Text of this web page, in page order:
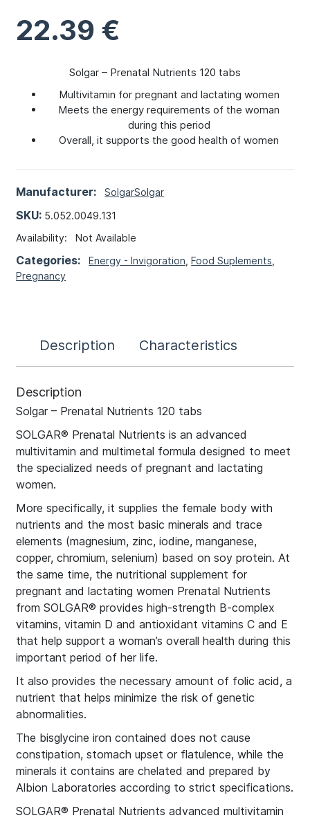
22.39 €
Solgar – Prenatal Nutrients 120 tabs
Multivitamin for pregnant and lactating women
Meets the energy requirements of the woman
during this period
Overall, it supports the good health of women
Manufacturer: SolgarSolgar
SKU: 5.052.0049.131
Availability:Not Available
Categories:Energy - Invigoration ,Food Suplements
Pregnancy
Description Characteristics
Description
Solgar – Prenatal Nutrients 120 tabs
SOLGAR® Prenatal Nutrients is an advanced
multivitamin and multimetal formula designed to meet
the specialized needs of pregnant and lactating
women.
More specifically, it supplies the female body with
nutrients and the most basic minerals and trace
elements (magnesium, zinc, iodine, manganese,
copper, chromium, selenium) based on soy protein. At
the same time, the nutritional supplement for
pregnant and lactating women Prenatal Nutrients
from SOLGAR® provides high-strength B-complex
vitamins, vitamin D and antioxidant vitamins C and E
that help support a woman’s overall health during this
important period of her life.
It also provides the necessary amount of folic acid, a
nutrient that helps minimize the risk of genetic
abnormalities.
The bisglycine iron contained does not cause
constipation, stomach upset or flatulence, while the
minerals it contains are chelated and prepared by
Albion Laboratories according to strict specifications.
SOLGAR® Prenatal Nutrients advanced multivitamin